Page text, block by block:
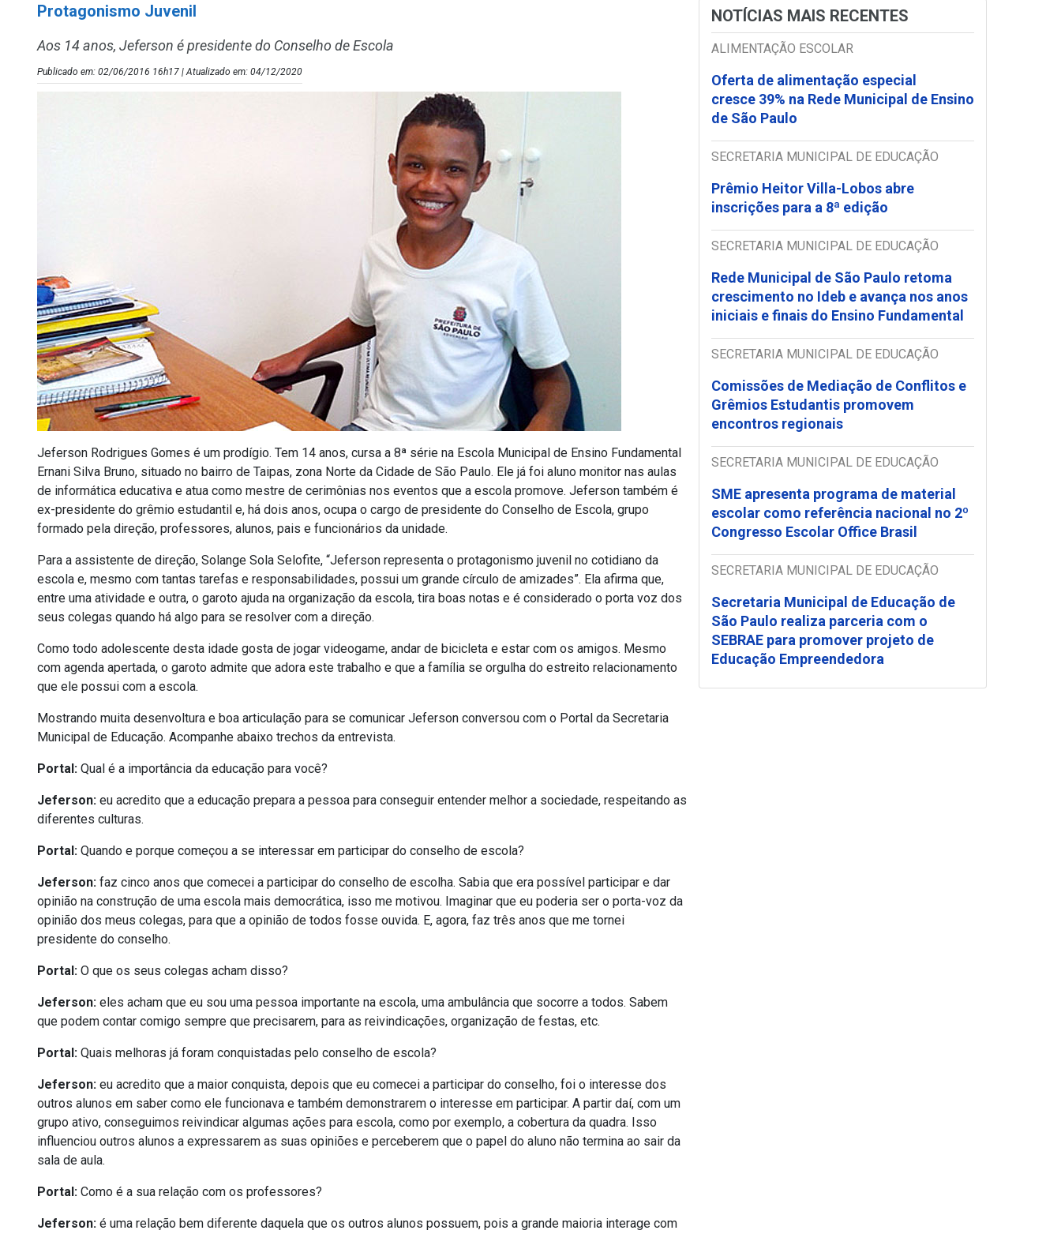
Protagonismo Juvenil
Aos 14 anos, Jeferson é presidente do Conselho de Escola
Publicado em: 02/06/2016 16h17 | Atualizado em: 04/12/2020
Jeferson Rodrigues Gomes é um prodígio. Tem 14 anos, cursa a 8ª série na Escola Municipal de Ensino Fundamental
Ernani Silva Bruno, situado no bairro de Taipas, zona Norte da Cidade de São Paulo. Ele já foi aluno monitor nas aulas
de informática educativa e atua como mestre de cerimônias nos eventos que a escola promove. Jeferson também é
ex-presidente do grêmio estudantil e, há dois anos, ocupa o cargo de presidente do Conselho de Escola, grupo
formado pela direção, professores, alunos, pais e funcionários da unidade.
Para a assistente de direção, Solange Sola Selofite, “Jeferson representa o protagonismo juvenil no cotidiano da
escola e, mesmo com tantas tarefas e responsabilidades, possui um grande círculo de amizades”. Ela afirma que,
entre uma atividade e outra, o garoto ajuda na organização da escola, tira boas notas e é considerado o porta voz dos
seus colegas quando há algo para se resolver com a direção.
Como todo adolescente desta idade gosta de jogar videogame, andar de bicicleta e estar com os amigos. Mesmo
com agenda apertada, o garoto admite que adora este trabalho e que a família se orgulha do estreito relacionamento
que ele possui com a escola.
Mostrando muita desenvoltura e boa articulação para se comunicar Jeferson conversou com o Portal da Secretaria
Municipal de Educação. Acompanhe abaixo trechos da entrevista.
Portal: Qual é a importância da educação para você?
Jeferson: eu acredito que a educação prepara a pessoa para conseguir entender melhor a sociedade, respeitando as
diferentes culturas.
Portal: Quando e porque começou a se interessar em participar do conselho de escola?
Jeferson: faz cinco anos que comecei a participar do conselho de escolha. Sabia que era possível participar e dar
opinião na construção de uma escola mais democrática, isso me motivou. Imaginar que eu poderia ser o porta-voz da
opinião dos meus colegas, para que a opinião de todos fosse ouvida. E, agora, faz três anos que me tornei
presidente do conselho.
Portal: O que os seus colegas acham disso?
Jeferson: eles acham que eu sou uma pessoa importante na escola, uma ambulância que socorre a todos. Sabem
que podem contar comigo sempre que precisarem, para as reivindicações, organização de festas, etc.
Portal: Quais melhoras já foram conquistadas pelo conselho de escola?
Jeferson: eu acredito que a maior conquista, depois que eu comecei a participar do conselho, foi o interesse dos
outros alunos em saber como ele funcionava e também demonstrarem o interesse em participar. A partir daí, com um
grupo ativo, conseguimos reivindicar algumas ações para escola, como por exemplo, a cobertura da quadra. Isso
influenciou outros alunos a expressarem as suas opiniões e perceberem que o papel do aluno não termina ao sair da
sala de aula.
Portal: Como é a sua relação com os professores?
Jeferson: é uma relação bem diferente daquela que os outros alunos possuem, pois a grande maioria interage com
NOTÍCIAS MAIS RECENTES
ALIMENTAÇÃO ESCOLAR
Oferta de alimentação especial
cresce 39% na Rede Municipal de Ensino
de São Paulo
SECRETARIA MUNICIPAL DE EDUCAÇÃO
Prêmio Heitor Villa-Lobos abre
inscrições para a 8ª edição
SECRETARIA MUNICIPAL DE EDUCAÇÃO
Rede Municipal de São Paulo retoma
crescimento no Ideb e avança nos anos
iniciais e finais do Ensino Fundamental
SECRETARIA MUNICIPAL DE EDUCAÇÃO
Comissões de Mediação de Conflitos e
Grêmios Estudantis promovem
encontros regionais
SECRETARIA MUNICIPAL DE EDUCAÇÃO
SME apresenta programa de material
escolar como referência nacional no 2º
Congresso Escolar Office Brasil
SECRETARIA MUNICIPAL DE EDUCAÇÃO
Secretaria Municipal de Educação de
São Paulo realiza parceria com o
SEBRAE para promover projeto de
Educação Empreendedora